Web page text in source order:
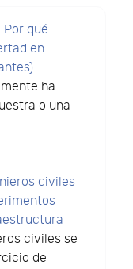
qué
en
ha
o una
civiles
civiles se
de